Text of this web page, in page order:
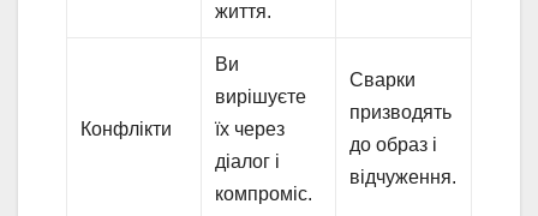
життя.
Конфлікти
Ви
вирішуєте
їх через
діалог і
компроміс.
Сварки
призводять
до образ і
відчуження.